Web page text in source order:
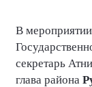
В
секретарь
глава района